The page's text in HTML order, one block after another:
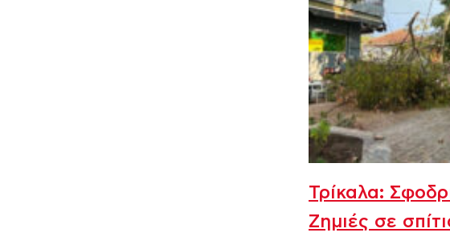
Τρίκαλα:
Ζημιές σε